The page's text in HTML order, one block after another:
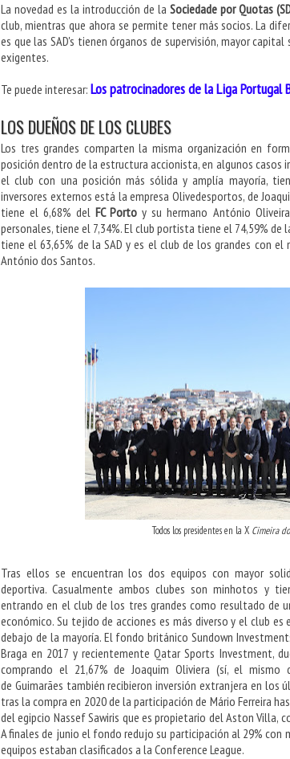
La novedad es la introducción de la Sociedade por Quotas
club, mientras que ahora se permite tener más socios. La
es que las SAD's tienen órganos de supervisión, mayor
exigentes.
Te puede interesar: Los patrocinadores de la Liga Portugal
LOS DUEÑOS DE LOS CLUBES
Los tres grandes comparten la misma organización en
posición dentro de la estructura accionista, en algunos casos
el club con una posición más sólida y amplía mayoría,
inversores externos está la empresa Olivedesportos, de
tiene el 6,68% delFC Porto y su hermano António
personales, tiene el 7,34%. El club portista tiene el 74,59% de
tiene el 63,65% de la SAD y es el club de los grandes con el
António dos Santos.
Todos los presidentes en la X Cimeira
Tras ellos se encuentran los dos equipos con mayor
deportiva. Casualmente ambos clubes son minhotos y
entrando en el club de los tres grandes como resultado de
económico. Su tejido de acciones es más diverso y el club
debajo de la mayoría. El fondo británico Sundown
Braga en 2017 y recientemente Qatar Sports Investment,
comprando el 21,67% de Joaquim Oliviera (sí, el mismo
de Guimarães también recibieron inversión extranjera en los
tras la compra en 2020 de la participación de Mário Ferreira
del egipcio Nassef Sawiris que es propietario del Aston Villa,
A finales de junio el fondo redujo su participación al 29% con
equipos estaban clasificados a la Conference League.